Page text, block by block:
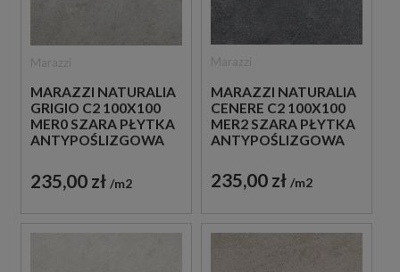
MARAZZI NATURALIA
GRIGIO C2 100X100
MER0 SZARA PŁYTKA
ANTYPOŚLIZGOWA
235,00 zł m2
MARAZZI NATURALIA
CENERE C2 100X100
MER2 SZARA PŁYTKA
ANTYPOŚLIZGOWA
235,00 zł m2